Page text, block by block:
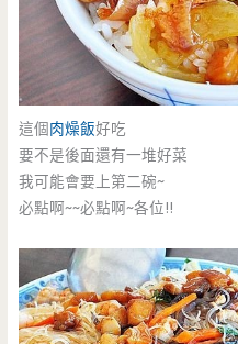
這個肉燥飯好吃
要不是後面還有一堆好菜
我可能會要上第二碗~
必點啊~~必點啊~各位!!